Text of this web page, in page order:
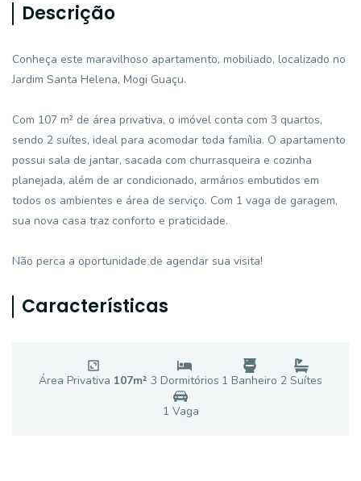
Descrição
Conheça este maravilhoso apartamento, mobiliado, localizado no
Jardim Santa Helena, Mogi Guaçu.
Com 107 m² de área privativa, o imóvel conta com 3 quartos,
sendo 2 suítes, ideal para acomodar toda família. O apartamento
possui sala de jantar, sacada com churrasqueira e cozinha
planejada, além de ar condicionado, armários embutidos em
todos os ambientes e área de serviço. Com 1 vaga de garagem,
sua nova casa traz conforto e praticidade.
Não perca a oportunidade de agendar sua visita!
Características
Área Privativa 107m² 3 Dormitórios 1 Banheiro 2Suítes
1 Vaga